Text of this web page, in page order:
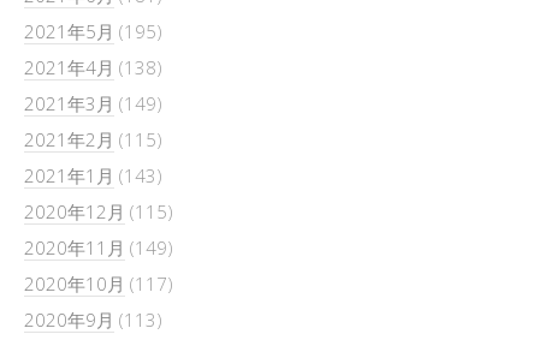
2021年5月 (195)
2021年4月 (138)
2021年3月 (149)
2021年2月 (115)
2021年1月 (143)
2020年12月 (115)
2020年11月 (149)
2020年10月 (117)
2020年9月 (113)